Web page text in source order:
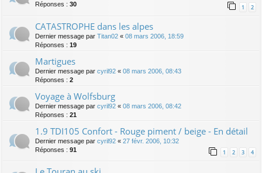
Réponses : 30 1 2
CATASTROPHE dans les alpes
Dernier message par Titan02 « 08 mars 2006, 18:59
Réponses : 19
Martigues
Dernier message par cyril92 « 08 mars 2006, 08:43
Réponses : 2
Voyage à Wolfsburg
Dernier message par cyril92 « 08 mars 2006, 08:42
Réponses : 21
1.9 TDI105 Confort - Rouge piment / beige - En détail
Dernier message par cyril92 « 27 févr. 2006, 10:32
Réponses : 91 1 2 3 4